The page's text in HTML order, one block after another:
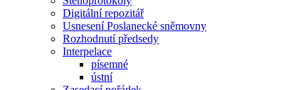
Digitální repozitář
Usnesení Poslanecké sněmovny
Rozhodnutí předsedy
Interpelace
písemné
ústní